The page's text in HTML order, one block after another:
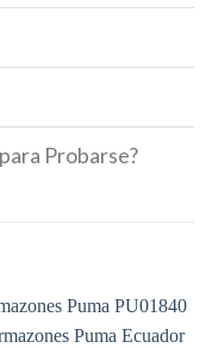
Probarse?